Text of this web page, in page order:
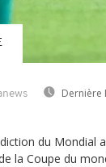
Dernière
du Mondial
la Coupe du